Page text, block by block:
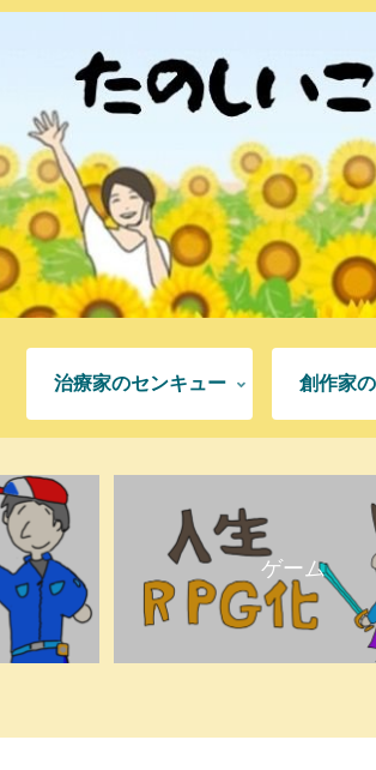
治療家のセンキュー 創作家
ゲーム